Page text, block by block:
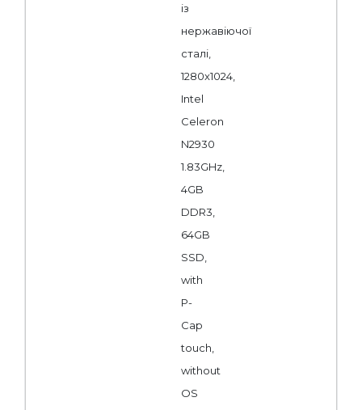
із
нержавіючої
сталі,
1280x1024,
Intel
Celeron
N2930
1.83GHz,
4GB
DDR3,
64GB
SSD,
with
P-
Cap
touch,
without
OS